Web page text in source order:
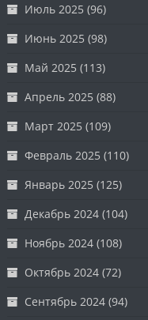
Июль 2025 (96)
Июнь 2025 (98)
Май 2025 (113)
Апрель 2025 (88)
Март 2025 (109)
Февраль 2025 (110)
Январь 2025 (125)
Декабрь 2024 (104)
Ноябрь 2024 (108)
Октябрь 2024 (72)
Сентябрь 2024 (94)